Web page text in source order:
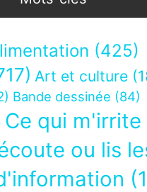
(425)
Art et culture
Bande dessinée (84)
Ce qui m'irrite
ou lis